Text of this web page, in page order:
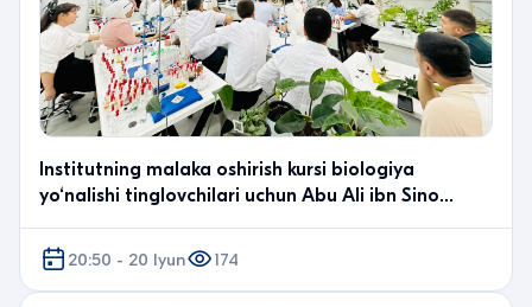
Institutning malaka oshirish kursi biologiya
yo‘nalishi tinglovchilari uchun Abu Ali ibn Sino
20:50 - 20 Iyun
174